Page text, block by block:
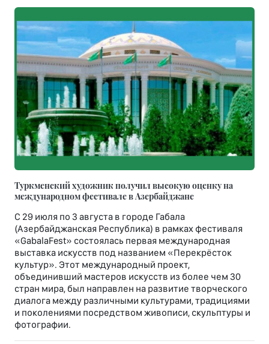
Туркменский художник получил высокую оценку на
международном фестивале в Азербайджане
С 29 июля по 3 августа в городе Габала
(Азербайджанская Республика) в рамках фестиваля
«GabalaFest» состоялась первая международная
выставка искусств под названием «Перекрёсток
культур». Этот международный проект,
объединивший мастеров искусств из более чем 30
стран мира, был направлен на развитие творческого
диалога между различными культурами, традициями
и поколениями посредством живописи, скульптуры и
фотографии.